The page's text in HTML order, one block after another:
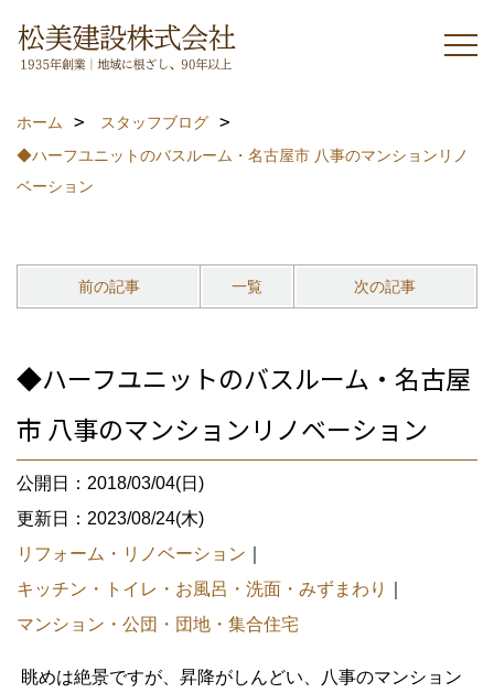
ホーム
スタッフブログ
◆ハーフユニットのバスルーム・名古屋市 八事のマンションリノ
ベーション
前の記事 一覧 次の記事
◆ハーフユニットのバスルーム・名古屋
市 八事のマンションリノベーション
公開日：2018/03/04(日)
更新日：2023/08/24(木)
リフォーム・リノベーション
キッチン・トイレ・お風呂・洗面・みずまわり
マンション・公団・団地・集合住宅
眺めは絶景ですが、昇降がしんどい、八事のマンション